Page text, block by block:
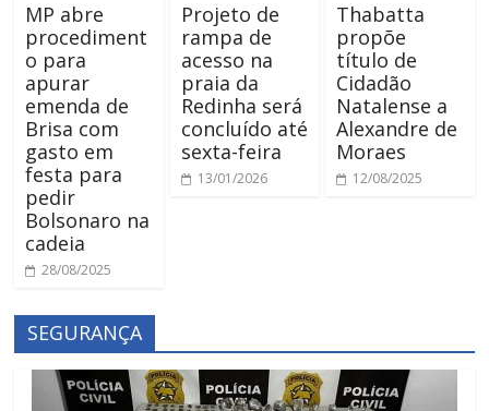
MP abre
procediment
o para
apurar
emenda de
Brisa com
gasto em
festa para
pedir
Bolsonaro na
cadeia
28/08/2025
Projeto de
rampa de
acesso na
praia da
Redinha será
concluído até
sexta-feira
13/01/2026
Thabatta
propõe
título de
Cidadão
Natalense a
Alexandre de
Moraes
12/08/2025
SEGURANÇA